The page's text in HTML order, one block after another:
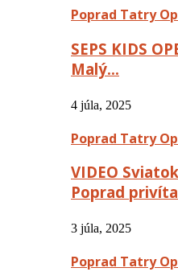
Poprad Tatry
SEPS KIDS
Malý…
4 júla, 2025
Poprad Tatry
VIDEO
Poprad
3 júla, 2025
Poprad Tatry